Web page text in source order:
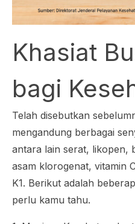
Khasiat
bagi
Telah disebutkan
mengandung berbagai
antara lain serat, likopen,
asam klorogenat, vitamin
K1. Berikut adalah
perlu kamu tahu.